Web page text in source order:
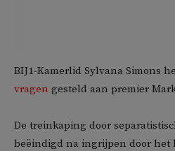
BIJ1-Kamerlid Sylvana Simons
vragen gesteld aan premier
De treinkaping door
beëindigd na ingrijpen door het